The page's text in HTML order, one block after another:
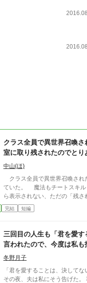
クラス全員で異世界召喚
室に取り残されたのでとり
中山(ほ)
クラス全員で異世界召喚され
ていた。 魔法もチートスキル
ら表示されない、ただの「残
けなかった俺を待っていたのは
た。 AI使用状況 GoogleのGeminiさん使ってます〜
完結 短編
三回目の人生も「君を愛す
言われたので、今度は私も
冬野月子
「君を愛することは、決して
その夜、夫は私にそう告げた。